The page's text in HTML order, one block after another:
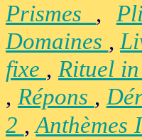
Prismes ,
Domaines ,
fixe , Rituel
, Répons ,
2 ,Anthèmes